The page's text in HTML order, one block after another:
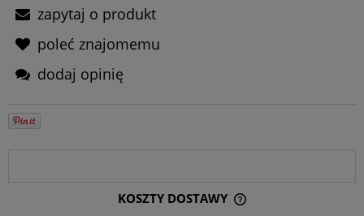
zapytaj o produkt
poleć znajomemu
dodaj opinię
KOSZTY DOSTAWY
CENA NIE ZAWIERA EWENTUALNYCH KOSZTÓW PŁATNOŚCI